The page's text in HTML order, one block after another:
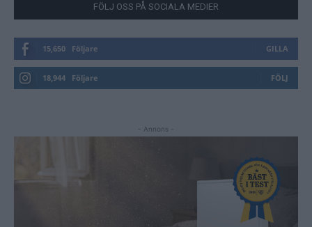
FÖLJ OSS PÅ SOCIALA MEDIER
15,650 Följare GILLA
18,944 Följare FÖLJ
- Annons -